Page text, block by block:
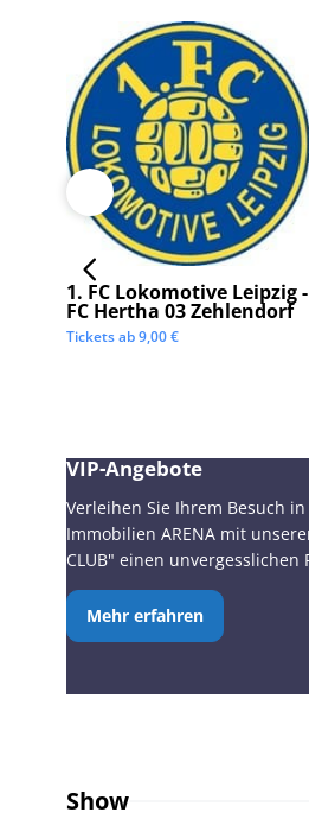
1. FC Lokomotive Leipzig -
FC Hertha 03 Zehlendorf
Tickets ab9,00€
VIP-Angebote
Verleihen Sie Ihrem Besuch in
Immobilien ARENA mit
CLUB" einen unvergesslichen
Mehr erfahren
Show